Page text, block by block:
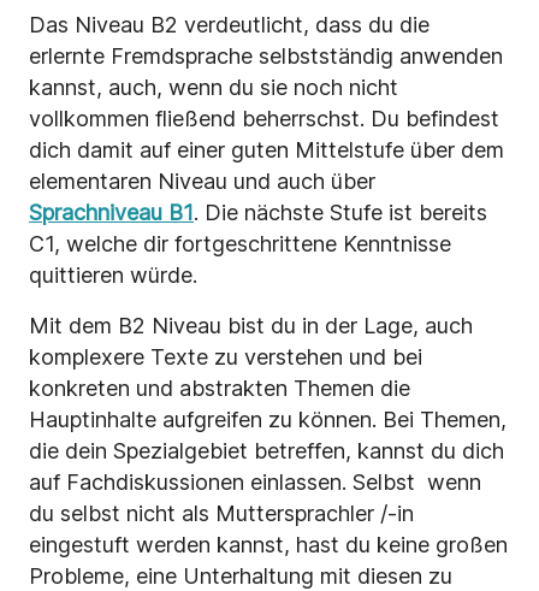
Das Niveau B2 verdeutlicht, dass du die
erlernte Fremdsprache selbstständig anwenden
kannst, auch, wenn du sie noch nicht
vollkommen fließend beherrschst. Du befindest
dich damit auf einer guten Mittelstufe über dem
elementaren Niveau und auch über
Sprachniveau B1. Die nächste Stufe ist bereits
C1, welche dir fortgeschrittene Kenntnisse
quittieren würde.
Mit dem B2 Niveau bist du in der Lage, auch
komplexere Texte zu verstehen und bei
konkreten und abstrakten Themen die
Hauptinhalte aufgreifen zu können. Bei Themen,
die dein Spezialgebiet betreffen, kannst du dich
auf Fachdiskussionen einlassen. Selbst wenn
du selbst nicht als Muttersprachler /-in
eingestuft werden kannst, hast du keine großen
Probleme, eine Unterhaltung mit diesen zu